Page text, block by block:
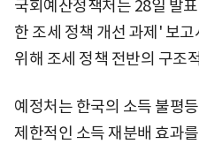
국회예산정책처는 28일 발
한 조세 정책 개선 과제' 보
위해 조세 정책 전반의 구조
예정처는 한국의 소득 불평
제한적인 소득 재분배 효과